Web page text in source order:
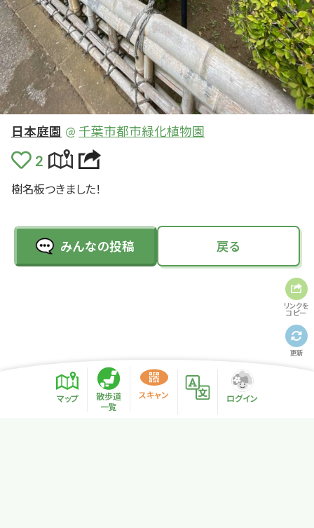
日本庭園 @ 千葉市都市緑化植物園
樹名板つきました！
みんなの投稿 戻る
リンクを
コピー
更新
マップ
散歩道
一覧
スキャン ログイン